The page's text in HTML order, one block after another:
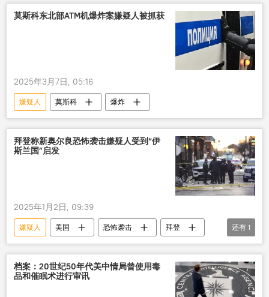
莫斯科东北部ATM机爆炸案嫌疑人被抓获
2025年3月7日, 05:16
嫌疑人 莫斯科 爆炸
拜登称新奥尔良恐怖袭击嫌疑人受到“伊
斯兰国”启发
2025年1月2日, 09:39
嫌疑人 美国 恐怖袭击
拜登
伊斯兰国
还有 1
档案：20世纪50年代美中情局曾使用毒
品和催眠术进行审讯